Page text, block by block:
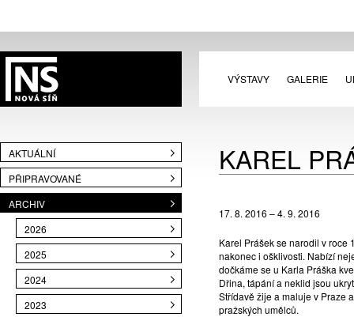
VÝSTAVY GALERIE
AKTUÁLNÍ
PŘIPRAVOVANÉ
ARCHIV
2026
2025
2024
2023
KAREL
17. 8. 2016 – 4. 9. 2016
Karel Prášek se narodil v roce
nakonec i ošklivosti. Nabízí
dočkáme se u Karla Práška
Dřina, tápání a neklid jsou
Střídavě žije a maluje v Praze
pražských umělců.